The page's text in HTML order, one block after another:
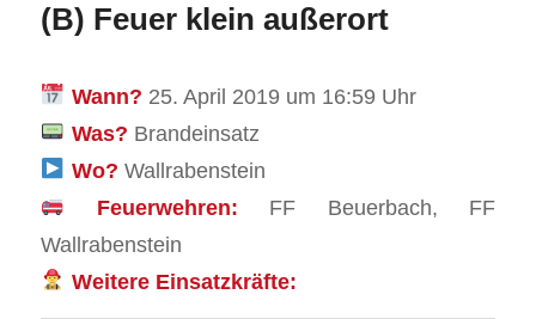
(B) Feuer klein außerort
Wann? 25. April 2019 um 16:59 Uhr
Was? Brandeinsatz
Wo? Wallrabenstein
Feuerwehren: FF Beuerbach, FF
Wallrabenstein
Weitere Einsatzkräfte: